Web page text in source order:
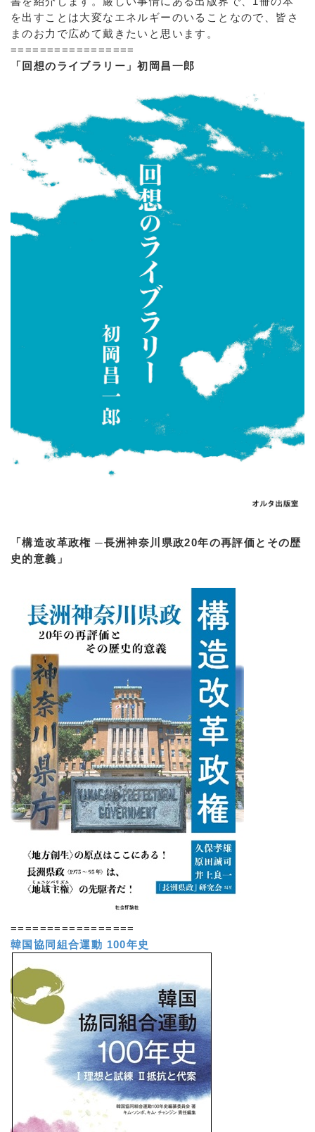
を出すことは大変なエネルギーのいることなので、皆さ
まのお力で広めて戴きたいと思います。
=================
「回想のライブラリー」初岡昌一郎
「構造改革政権 ─長洲神奈川県政20年の再評価とその歴
史的意義」
=================
韓国協同組合運動 100年史